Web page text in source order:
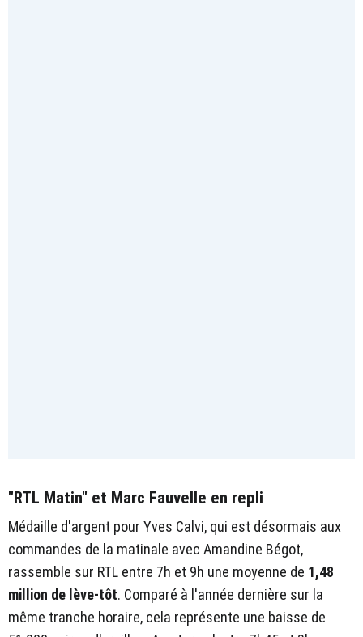
"RTL Matin" et Marc Fauvelle en repli
Médaille d'argent pour Yves Calvi, qui est désormais aux
commandes de la matinale avec Amandine Bégot,
rassemble sur RTL entre 7h et 9h une moyenne de 1,48
million de lève-tôt. Comparé à l'année dernière sur la
même tranche horaire, cela représente une baisse de